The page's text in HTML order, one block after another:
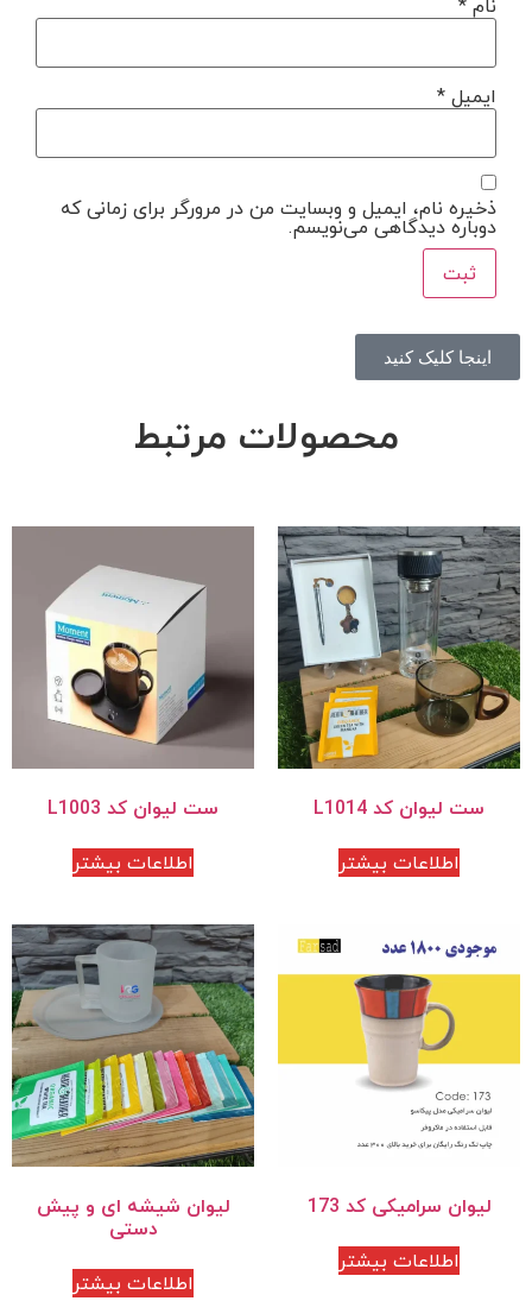
ایمیل*
ذخیره نام، ایمیل و وبسایت من در مرورگر برای زمانی که
دوباره دیدگاهی می‌نویسم.
اینجا کلیک کنید
محصولات مرتبط
ست لیوان کد L1014
اطلاعات بیشتر
ست لیوان کد L1003
اطلاعات بیشتر
لیوان سرامیکی کد 173
اطلاعات بیشتر
لیوان شیشه ای و پیش
دستی
اطلاعات بیشتر